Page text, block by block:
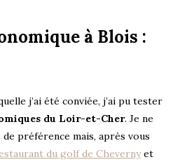
à Blois :
j’ai été conviée, j’ai pu tester
du Loir-et-Cher. Je ne
préférence mais, après vous
du golf de Chevernyet